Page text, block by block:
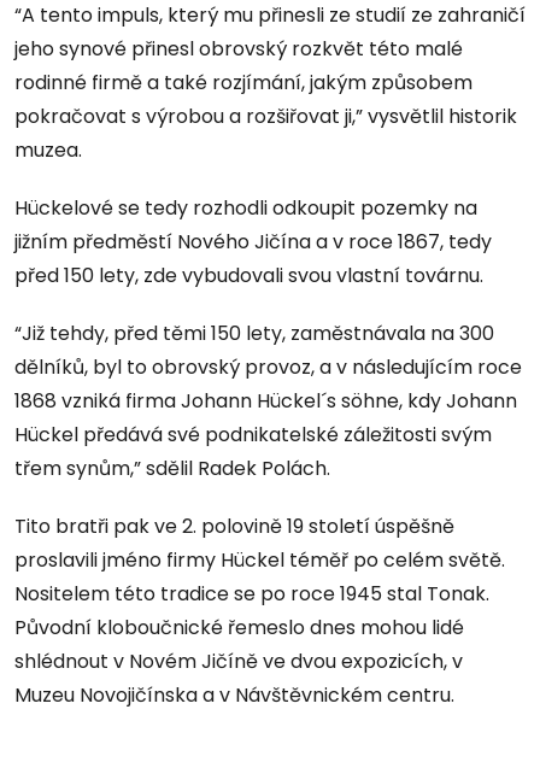
“A tento impuls, který mu přinesli ze studií ze zahraničí
jeho synové přinesl obrovský rozkvět této malé
rodinné firmě a také rozjímání, jakým způsobem
pokračovat s výrobou a rozšiřovat ji,” vysvětlil historik
muzea.
Hückelové se tedy rozhodli odkoupit pozemky na
jižním předměstí Nového Jičína a v roce 1867, tedy
před 150 lety, zde vybudovali svou vlastní továrnu.
“Již tehdy, před těmi 150 lety, zaměstnávala na 300
dělníků, byl to obrovský provoz, a v následujícím roce
1868 vzniká firma Johann Hückel´s söhne, kdy Johann
Hückel předává své podnikatelské záležitosti svým
třem synům,” sdělil Radek Polách.
Tito bratři pak ve 2. polovině 19 století úspěšně
proslavili jméno firmy Hückel téměř po celém světě.
Nositelem této tradice se po roce 1945 stal Tonak.
Původní kloboučnické řemeslo dnes mohou lidé
shlédnout v Novém Jičíně ve dvou expozicích, v
Muzeu Novojičínska a v Návštěvnickém centru.